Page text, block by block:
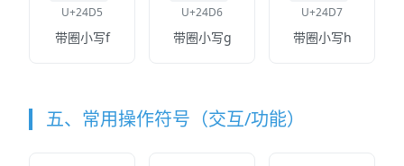
U+24D5
带圈小写f
U+24D6
带圈小写g
U+24D7
带圈小写h
五、常用操作符号（交互/功能）